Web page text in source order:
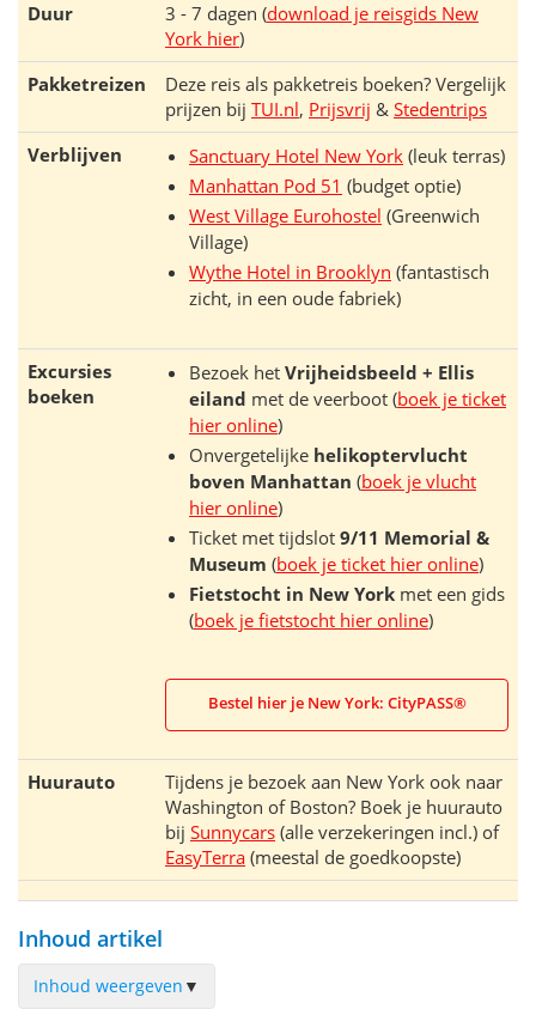
Duur 3 - 7 dagen (download je reisgids New
York hier)
Pakketreizen
Deze reis als pakketreis boeken? Vergelijk
prijzen bij TUI.nl, Prijsvrij & Stedentrips
Verblijven
Sanctuary Hotel New York (leuk terras)
Manhattan Pod 51 (budget optie)
West Village Eurohostel (Greenwich
Village)
Wythe Hotel in Brooklyn (fantastisch
zicht, in een oude fabriek)
Excursies
boeken
Bezoek het Vrijheidsbeeld + Ellis
eiland met de veerboot (boek je ticket
hier online)
Onvergetelijke helikoptervlucht
boven Manhattan (boek je vlucht
hier online)
Ticket met tijdslot 9/11 Memorial &
Museum (boek je ticket hier online)
Fietstocht in New York met een gids
(boek je fietstocht hier online)
Bestel hier je New York: CityPASS®
Huurauto
Tijdens je bezoek aan New York ook naar
Washington of Boston? Boek je huurauto
bij Sunnycars (alle verzekeringen incl.) of
EasyTerra (meestal de goedkoopste)
Inhoud artikel
Inhoud weergeven ▼